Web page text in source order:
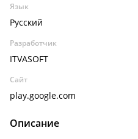
Язык
Русский
Разработчик
ITVASOFT
Сайт
play.google.com
Описание